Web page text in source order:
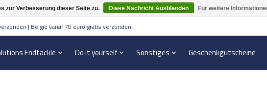
| België vanaf 70 euro gratis verzonden
Endtackle Do it yourself Sonstiges Geschenkgutscheine
zur Verbesserung dieser Seite zu. Diese Nachricht Ausblenden Für weitere